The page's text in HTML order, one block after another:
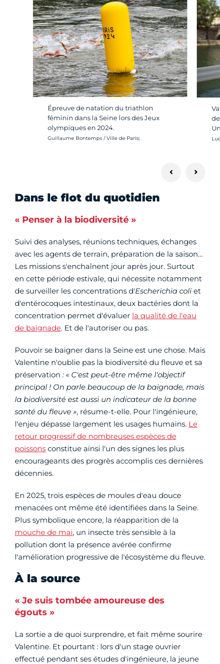
Épreuve de natation du triathlon
féminin dans la Seine lors des Jeux
olympiques en 2024.
Crédit photo :
Guillaume Bontemps / Ville de Paris;
Dans le flot du quotidien
« Penser à la biodiversité »
Suivi des analyses, réunions techniques, échanges
avec les agents de terrain, préparation de la saison…
Les missions s'enchaînent jour après jour. Surtout
en cette période estivale, qui nécessite notamment
de surveiller les concentrations d'Escherichia coli et
d'entérocoques intestinaux, deux bactéries dont la
concentration permet d'évaluer la qualité de l'eau
de baignade. Et de l'autoriser ou pas.
Pouvoir se baigner dans la Seine est une chose. Mais
Valentine n'oublie pas la biodiversité du fleuve et sa
préservation : « C'est peut-être même l'objectif
principal ! On parle beaucoup de la baignade, mais
la biodiversité est aussi un indicateur de la bonne
santé du fleuve », résume-t-elle. Pour l'ingénieure,
l'enjeu dépasse largement les usages humains. Le
retour progressif de nombreuses espèces de
poissons constitue ainsi l'un des signes les plus
encourageants des progrès accomplis ces dernières
décennies.
En 2025, trois espèces de moules d'eau douce
menacées ont même été identifiées dans la Seine.
Plus symbolique encore, la réapparition de la
mouche de mai, un insecte très sensible à la
pollution dont la présence avérée confirme
l'amélioration progressive de l'écosystème du fleuve.
À la source
« Je suis tombée amoureuse des
égouts »
La sortie a de quoi surprendre, et fait même sourire
Valentine. Et pourtant : lors d'un stage ouvrier
effectué pendant ses études d'ingénieure, la jeune